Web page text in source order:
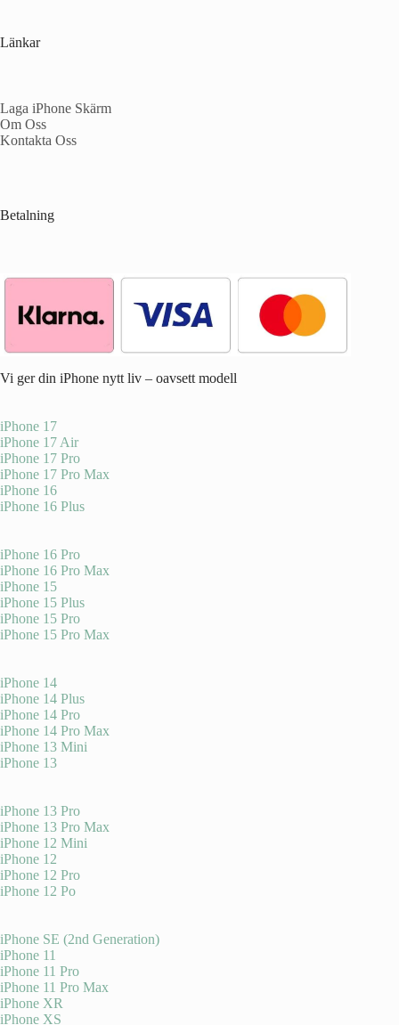
Länkar
Laga iPhone Skärm
Om Oss
Kontakta Oss
Betalning
Vi ger din iPhone nytt liv – oavsett modell
iPhone 17
iPhone 17 Air
iPhone 17 Pro
iPhone 17 Pro Max
iPhone 16
iPhone 16 Plus
iPhone 16 Pro
iPhone 16 Pro Max
iPhone 15
iPhone 15 Plus
iPhone 15 Pro
iPhone 15 Pro Max
iPhone 14
iPhone 14 Plus
iPhone 14 Pro
iPhone 14 Pro Max
iPhone 13 Mini
iPhone 13
iPhone 13 Pro
iPhone 13 Pro Max
iPhone 12 Mini
iPhone 12
iPhone 12 Pro
iPhone 12 Po
iPhone SE (2nd Generation)
iPhone 11
iPhone 11 Pro
iPhone 11 Pro Max
iPhone XR
iPhone XS